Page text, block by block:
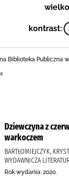
kontrast:
Biblioteka Publiczna
Dziewczyna z
warkoczem
BARTŁOMIEJCZYK,
WYDAWNICZA
Rok wydania: 2020.